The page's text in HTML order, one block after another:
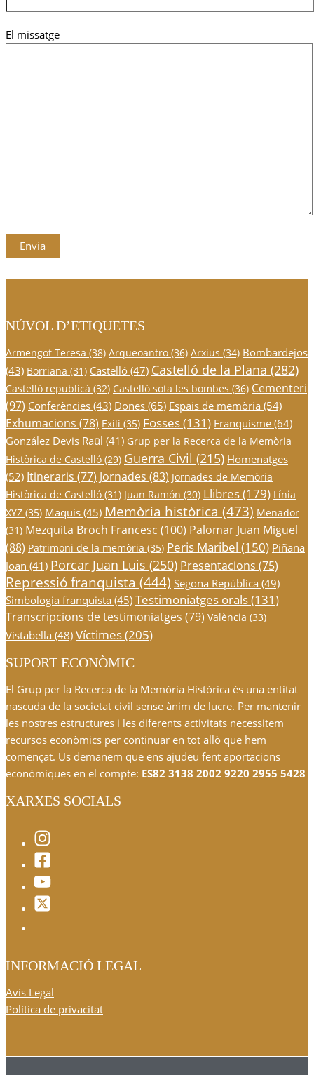
El missatge
NÚVOL D’ETIQUETES
Armengot Teresa (38) Arqueoantro (36) Arxius (34) Bombardejos
(43) Borriana (31) Castelló (47) Castelló de la Plana (282)
Castelló republicà (32) Castelló sota les bombes (36) Cementeri
(97) Conferències (43) Dones(65) Espais de memòria (54)
Exhumacions (78) Exili (35) Fosses(131) Franquisme(64)
González Devis Raül (41) Grup per la Recerca de la Memòria
Històrica de Castelló (29) Guerra Civil (215) Homenatges
(52) Itineraris (77) Jornades (83) Jornades de Memòria
Històrica de Castelló (31) Juan Ramón (30) Llibres(179) Línia
XYZ (35) Maquis (45) Memòria històrica (473) Menador
(31) Mezquita Broch Francesc (100) Palomar Juan Miguel
(88) Patrimoni de la memòria (35) Peris Maribel (150) Piñana
Joan (41) Porcar Juan Luis (250) Presentacions (75)
Repressió franquista (444) Segona República (49)
Simbologia franquista (45) Testimoniatges orals(131)
Transcripcions de testimoniatges (79) València (33)
Vistabella (48) Víctimes(205)
SUPORT ECONÒMIC
El Grup per la Recerca de la Memòria Històrica és una entitat
nascuda de la societat civil sense ànim de lucre. Per mantenir
les nostres estructures i les diferents activitats necessitem
recursos econòmics per continuar en tot allò que hem
començat. Us demanem que ens ajudeu fent aportacions
econòmiques en el compte: ES82 3138 2002 9220 2955 5428
XARXES SOCIALS
INFORMACIÓ LEGAL
Avís Legal
Política de privacitat